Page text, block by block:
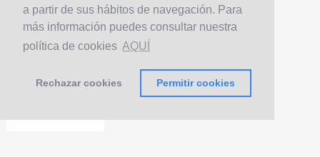
a partir de sus hábitos de navegación. Para
más información puedes consultar nuestra
política de cookies AQUÍ
Rechazar cookies Permitir cookies